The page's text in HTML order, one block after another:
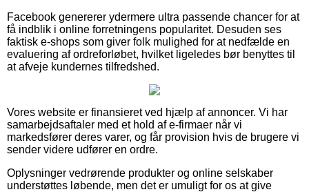
Facebook genererer ydermere ultra passende chancer for at
få indblik i online forretningens popularitet. Desuden ses
faktisk e-shops som giver folk mulighed for at nedfælde en
evaluering af ordreforløbet, hvilket ligeledes bør benyttes til
at afveje kundernes tilfredshed.
Vores website er finansieret ved hjælp af annoncer. Vi har
samarbejdsaftaler med et hold af e-firmaer når vi
markedsfører deres varer, og får provision hvis de brugere vi
sender videre udfører en ordre.
Oplysninger vedrørende produkter og online selskaber
understøttes løbende, men det er umuligt for os at give